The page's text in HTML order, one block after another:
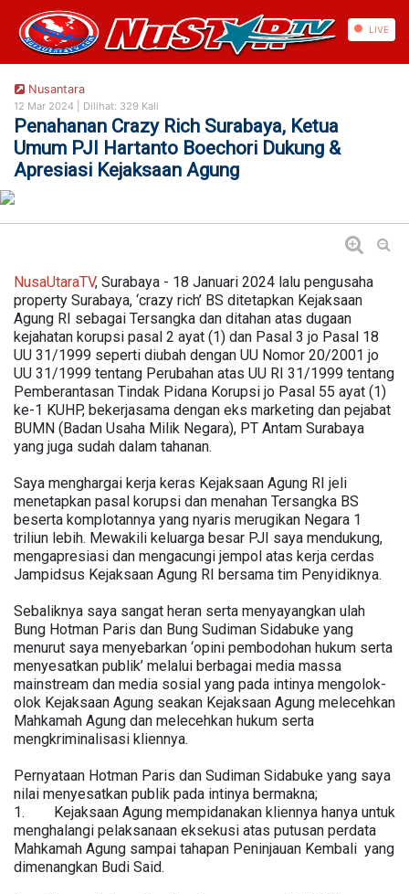
https://nusautaratv.com/
LIVE
Nusantara
12 Mar 2024 | Dilihat: 329 Kali
Penahanan Crazy Rich Surabaya, Ketua
Umum PJI Hartanto Boechori Dukung &
Apresiasi Kejaksaan Agung
NusaUtaraTV, Surabaya - 18 Januari 2024 lalu pengusaha
property Surabaya, ‘crazy rich’ BS ditetapkan Kejaksaan
Agung RI sebagai Tersangka dan ditahan atas dugaan
kejahatan korupsi pasal 2 ayat (1) dan Pasal 3 jo Pasal 18
UU 31/1999 seperti diubah dengan UU Nomor 20/2001 jo
UU 31/1999 tentang Perubahan atas UU RI 31/1999 tentang
Pemberantasan Tindak Pidana Korupsi jo Pasal 55 ayat (1)
ke-1 KUHP, bekerjasama dengan eks marketing dan pejabat
BUMN (Badan Usaha Milik Negara), PT Antam Surabaya
yang juga sudah dalam tahanan.
Saya menghargai kerja keras Kejaksaan Agung RI jeli
menetapkan pasal korupsi dan menahan Tersangka BS
beserta komplotannya yang nyaris merugikan Negara 1
triliun lebih. Mewakili keluarga besar PJI saya mendukung,
mengapresiasi dan mengacungi jempol atas kerja cerdas
Jampidsus Kejaksaan Agung RI bersama tim Penyidiknya.
Sebaliknya saya sangat heran serta menyayangkan ulah
Bung Hotman Paris dan Bung Sudiman Sidabuke yang
menurut saya menyebarkan ‘opini pembodohan hukum serta
menyesatkan publik’ melalui berbagai media massa
mainstream dan media sosial yang pada intinya mengolok-
olok Kejaksaan Agung seakan Kejaksaan Agung melecehkan
Mahkamah Agung dan melecehkan hukum serta
mengkriminalisasi kliennya.
Pernyataan Hotman Paris dan Sudiman Sidabuke yang saya
nilai menyesatkan publik pada intinya bermakna;
1. Kejaksaan Agung mempidanakan kliennya hanya untuk
menghalangi pelaksanaan eksekusi atas putusan perdata
Mahkamah Agung sampai tahapan Peninjauan Kembali yang
dimenangkan Budi Said.